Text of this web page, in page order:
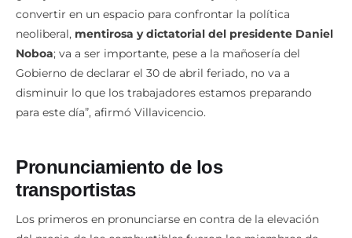
convertir en un espacio para confrontar la política
neoliberal, mentirosa y dictatorial del presidente Daniel
Noboa; va a ser importante, pese a la mañosería del
Gobierno de declarar el 30 de abril feriado, no va a
disminuir lo que los trabajadores estamos preparando
para este día”, afirmó Villavicencio.
Pronunciamiento de los
transportistas
Los primeros en pronunciarse en contra de la elevación